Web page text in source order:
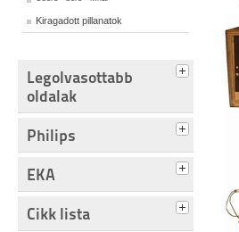
Kiragadott pillanatok
Legolvasottabb
oldalak
Philips
EKA
Cikk lista